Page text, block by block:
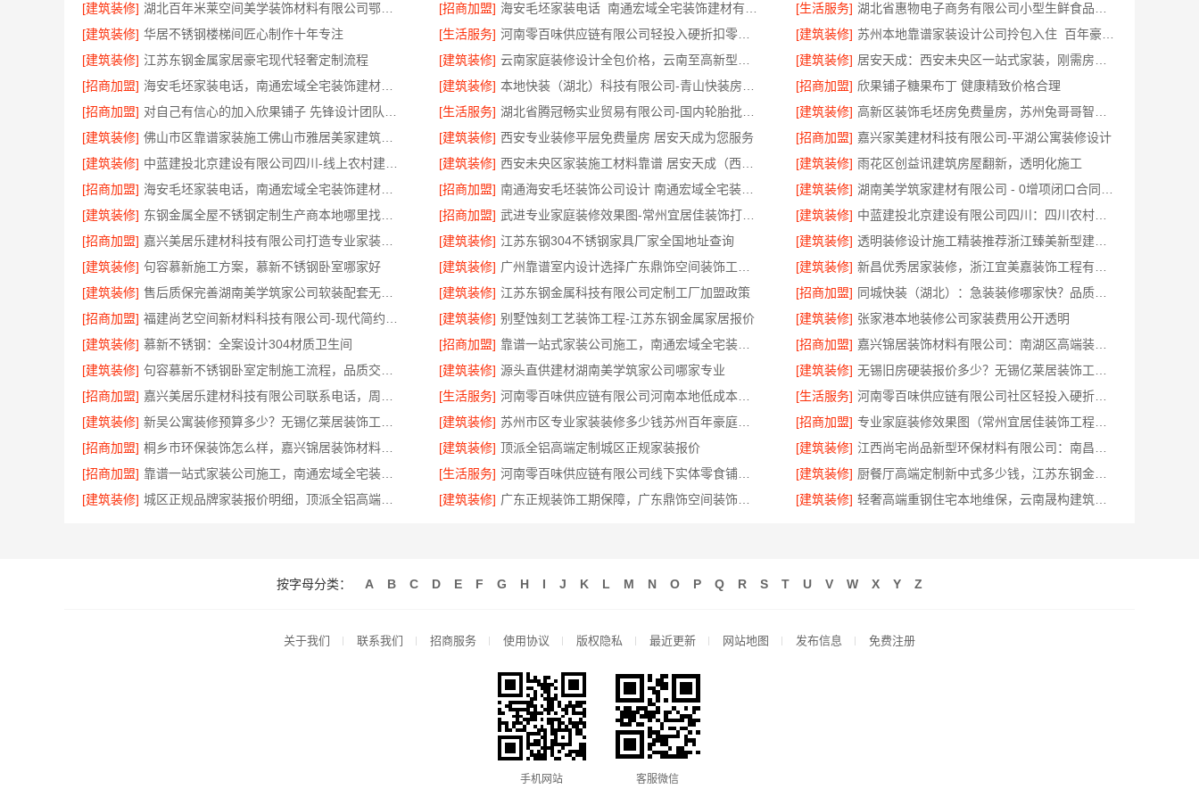
[建筑装修]
[招商加盟] [生活服务]
[建筑装修] 华居不锈钢楼梯间匠心制作十年专注 [生活服务] [建筑装修]
[建筑装修] 江苏东钢金属家居豪宅现代轻奢定制流程 [建筑装修] [建筑装修]
[招商加盟]
[建筑装修] [招商加盟] 欣果铺子糖果布丁 健康精致价格合理
[招商加盟]
[生活服务] [建筑装修]
[建筑装修]
[建筑装修] 西安专业装修平层免费量房 居安天成为您服务 [招商加盟] 嘉兴家美建材科技有限公司-平湖公寓装修设计
[建筑装修]
[建筑装修] [建筑装修] 雨花区创益讯建筑房屋翻新，透明化施工
[招商加盟]
[招商加盟] [建筑装修]
[建筑装修]
[招商加盟] [建筑装修]
[招商加盟]
[建筑装修] 江苏东钢304不锈钢家具厂家全国地址查询 [建筑装修]
[建筑装修] 句容慕新施工方案，慕新不锈钢卧室哪家好 [建筑装修] [建筑装修]
[建筑装修]
[建筑装修] 江苏东钢金属科技有限公司定制工厂加盟政策 [招商加盟]
[招商加盟]
[建筑装修] 别墅蚀刻工艺装饰工程-江苏东钢金属家居报价 [建筑装修] 张家港本地装修公司家装费用公开透明
[建筑装修] 慕新不锈钢：全案设计304材质卫生间 [招商加盟] [招商加盟]
[建筑装修]
[建筑装修] 源头直供建材湖南美学筑家公司哪家专业 [建筑装修]
[招商加盟]
[生活服务] [生活服务]
[建筑装修]
[建筑装修] [招商加盟]
[招商加盟]
[建筑装修] 顶派全铝高端定制城区正规家装报价 [建筑装修]
[招商加盟]
[生活服务] [建筑装修]
[建筑装修]
[建筑装修] [建筑装修]
按字母分类： A B C D E F G H I J K L M N O P Q R S T U V W X Y Z
关于我们 联系我们 招商服务 使用协议 版权隐私 最近更新 网站地图 发布信息 免费注册
手机网站 客服微信